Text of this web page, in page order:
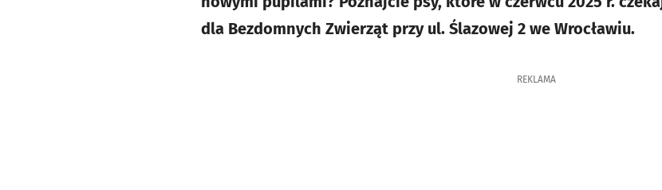
dla Bezdomnych Zwierząt przy ul. Ślazowej 2 we Wrocławiu.
REKLAMA